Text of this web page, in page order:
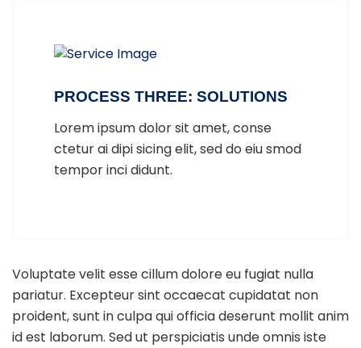
PROCESS THREE: SOLUTIONS
Lorem ipsum dolor sit amet, conse
ctetur ai dipi sicing elit, sed do eiu smod
tempor inci didunt.
Voluptate velit esse cillum dolore eu fugiat nulla
pariatur. Excepteur sint occaecat cupidatat non
proident, sunt in culpa qui officia deserunt mollit anim
id est laborum. Sed ut perspiciatis unde omnis iste